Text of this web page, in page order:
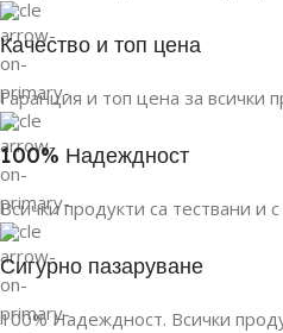
Качество и топ цена
Гаранция и топ цена за всички
100% Надеждност
Всички продукти са тествани и
Сигурно пазаруване
100% Надеждност. Всички